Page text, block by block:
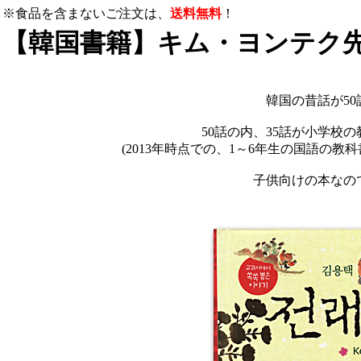
※食品を含まないご注文は、 送料無料！
【韓国書籍】キム・ヨンテ
韓国の昔話が
50話の内、35話が小学校
(2013年時点での、1～6年生の国語の教
子供向けの本なの